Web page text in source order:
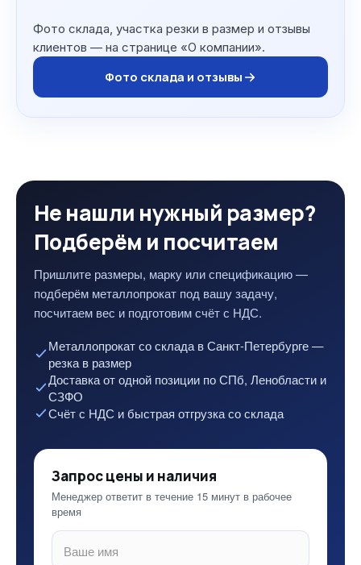
Фото склада, участка резки в размер и отзывы
клиентов — на странице «О компании».
Фото склада и отзывы
Не нашли нужный размер?
Подберём и посчитаем
Пришлите размеры, марку или спецификацию —
подберём металлопрокат под вашу задачу,
посчитаем вес и подготовим счёт с НДС.
Металлопрокат со склада в Санкт-Петербурге —
резка в размер
Доставка от одной позиции по СПб, Ленобласти и
СЗФО
Счёт с НДС и быстрая отгрузка со склада
Запрос цены и наличия
Менеджер ответит в течение 15 минут в рабочее
время